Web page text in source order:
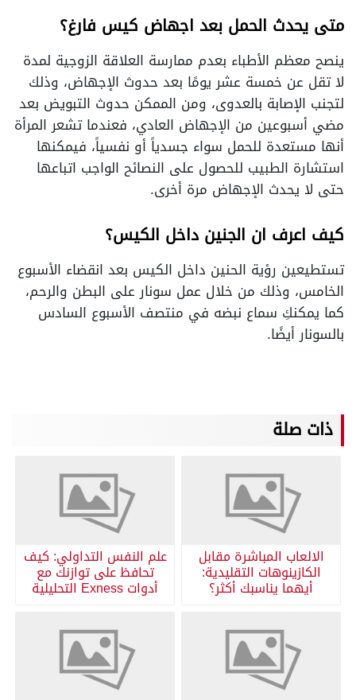
متى يحدث الحمل بعد اجهاض كيس فارغ؟
ينصح معظم الأطباء بعدم ممارسة العلاقة الزوجية لمدة
لا تقل عن خمسة عشر يومًا بعد حدوث الإجهاض، وذلك
لتجنب الإصابة بالعدوى، ومن الممكن حدوث التبويض بعد
مضي أسبوعين من الإجهاض العادي، فعندما تشعر المرأة
أنها مستعدة للحمل سواء جسدياً أو نفسياً، فيمكنها
استشارة الطبيب للحصول على النصائح الواجب اتباعها
حتى لا يحدث الإجهاض مرة أخرى.
كيف اعرف ان الجنين داخل الكيس؟
تستطيعين رؤية الحنين داخل الكيس بعد انقضاء الأسبوع
الخامس، وذلك من خلال عمل سونار على البطن والرحم،
كما يمكنكِ سماع نبضه في منتصف الأسبوع السادس
بالسونار أيضًا.
ذات صلة
الالعاب المباشرة مقابل
الكازينوهات التقليدية:
أيهما يناسبك أكثر؟
علم النفس التداولي: كيف
تحافظ على توازنك مع
أدوات Exness التحليلية